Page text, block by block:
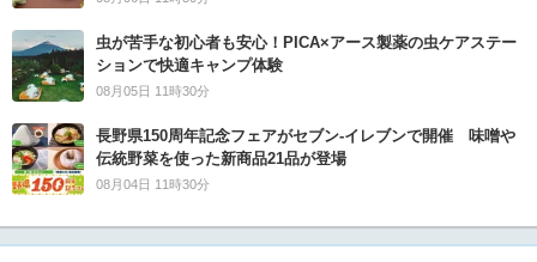
虫が苦手な初心者も安心！PICA×アース製薬の虫ケアステー
ションで快適キャンプ体験
08月05日 11時30分
長野県150周年記念フェアがセブン-イレブンで開催 味噌や
伝統野菜を使った新商品21品が登場
08月04日 11時30分